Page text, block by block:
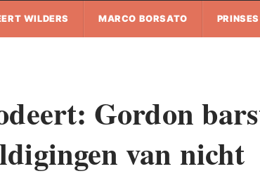
WILDERS MARCO BORSATO
Gordon
van nicht